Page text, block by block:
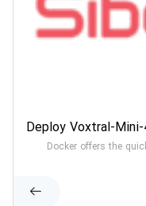
Deploy Voxtral-
Docker offers the